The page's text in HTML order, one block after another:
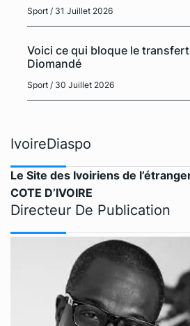
Sport / 31 Juillet 2026
Voici ce qui bloque le
Diomandé
Sport / 30 Juillet 2026
IvoireDiaspo
Le Site des Ivoiriens de
COTE D’IVOIRE
Directeur De Publication